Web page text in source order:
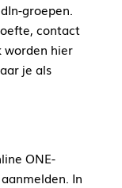
groepen.
contact
worden hier
je als
ONE-
In